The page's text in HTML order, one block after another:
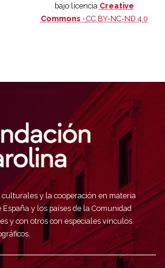
bajo licencia Creative
Commons · CC BY-NC-ND 4.0
y la cooperación en materia
y los países de la Comunidad
y con otros con especiales vínculos